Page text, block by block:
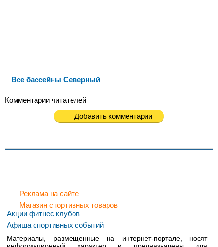
Все бассейны Северный
Комментарии читателей
Добавить комментарий
Реклама на сайте
Магазин спортивных товаров
Акции фитнес клубов
Афиша спортивных событий
Материалы, размещенные на интернет-портале, носят